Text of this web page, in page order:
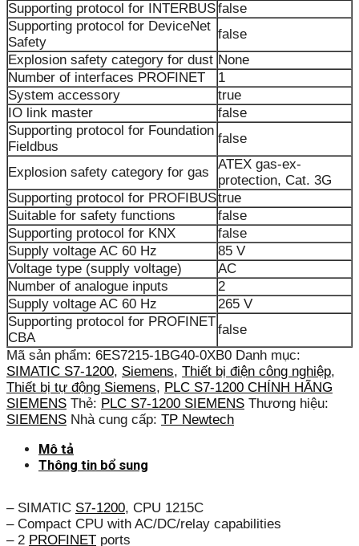
Supporting protocol for INTERBUSfalse
Supporting protocol for DeviceNet
Safety
false
Explosion safety category for dust None
Number of interfaces PROFINET
1
System accessory
true
IO link master
false
Supporting protocol for Foundation
Fieldbus
false
Explosion safety category for gas
ATEX gas-ex-
protection, Cat. 3G
Supporting protocol for PROFIBUStrue
Suitable for safety functions
false
Supporting protocol for KNX
false
Supply voltage AC 60 Hz
85 V
Voltage type (supply voltage)
AC
Number of analogue inputs
2
Supply voltage AC 60 Hz
265 V
Supporting protocol for PROFINET
CBA
false
Mã sản phẩm: 6ES7215-1BG40-0XB0 Danh mục:
SIMATIC S7-1200, Siemens, Thiết bị điện công nghiệp,
Thiết bị tự động Siemens, PLC S7-1200 CHÍNH HÃNG
SIEMENS Thẻ: PLC S7-1200 SIEMENS Thương hiệu:
SIEMENS Nhà cung cấp: TP Newtech
Mô tả
Thông tin bổ sung
– SIMATIC S7-1200, CPU 1215C
– Compact CPU with AC/DC/relay capabilities
– 2 PROFINET ports